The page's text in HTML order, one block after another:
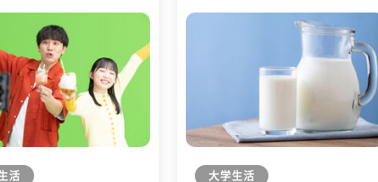
活 大学生活